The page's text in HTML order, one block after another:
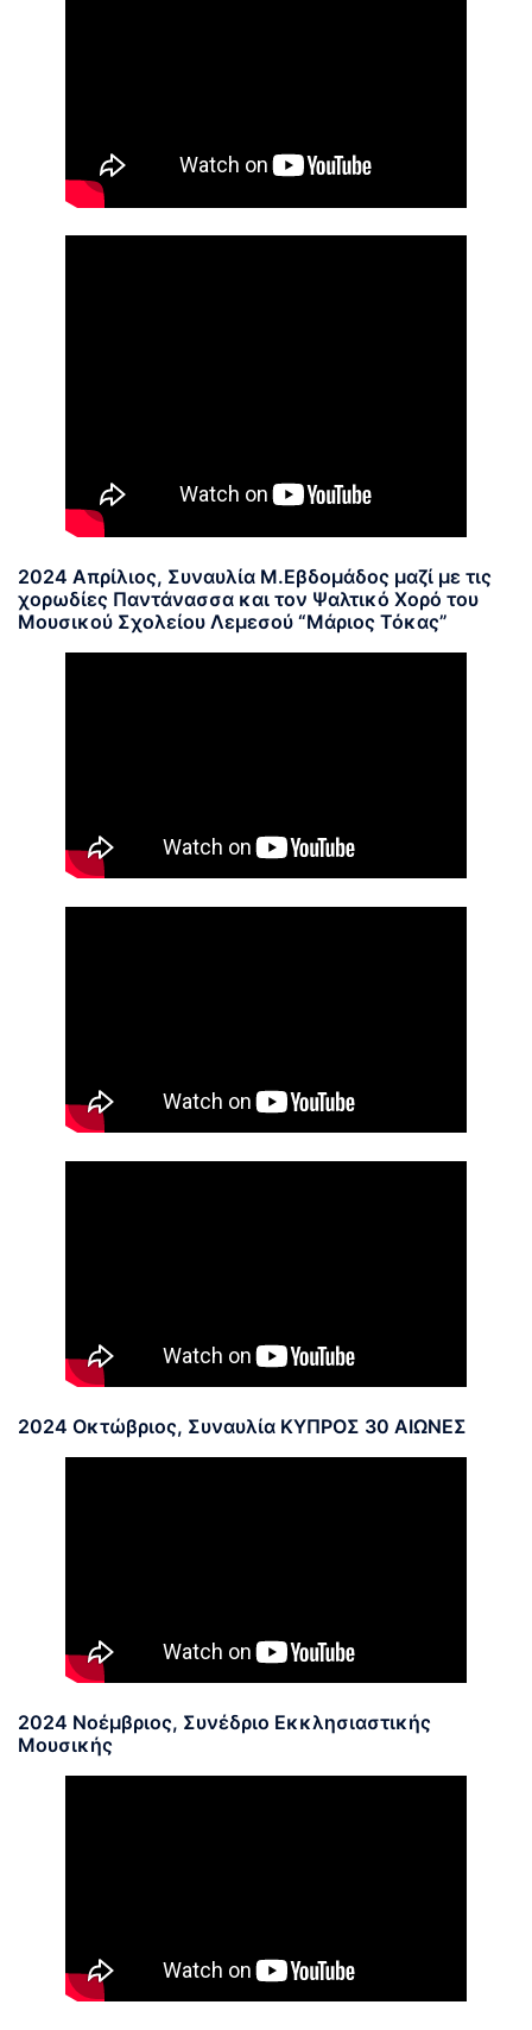
2024 Απρίλιος, Συναυλία Μ.Εβδομάδος μαζί με τις
χορωδίες Παντάνασσα και τον Ψαλτικό Χορό του
Μουσικού Σχολείου Λεμεσού “Μάριος Τόκας”
2024 Οκτώβριος, Συναυλία ΚΥΠΡΟΣ 30 ΑΙΩΝΕΣ
2024 Νοέμβριος, Συνέδριο Εκκλησιαστικής
Μουσικής